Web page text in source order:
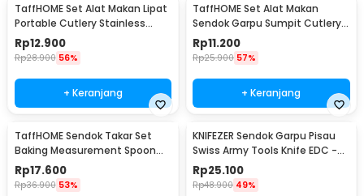
TaffHOME Set Alat Makan Lipat
Portable Cutlery Stainless
Steel 410 - AOTU
Rp12.900
Rp28.900 56%
+ Keranjang
TaffHOME Set Alat Makan
Sendok Garpu Sumpit Cutlery
with Pouch - CJ0091
Rp11.200
Rp25.900 57%
+ Keranjang
TaffHOME Sendok Takar Set
Baking Measurement Spoon
0.62-15ml 6 PCS - 16752
Rp17.600
Rp36.900 53%
KNIFEZER Sendok Garpu Pisau
Swiss Army Tools Knife EDC -
A010
Rp25.100
Rp48.900 49%